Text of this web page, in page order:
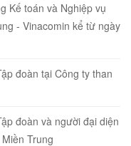
Kế toán và Nghiệp vụ
- Vinacomin kể từ ngày
đoàn tại Công ty than
đoàn và người đại diện
Trung